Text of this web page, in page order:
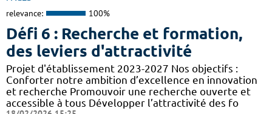
relevance: 100%
Défi 6 : Recherche et formation,
des leviers d'attractivité
Projet d'établissement 2023-2027 Nos objectifs :
Conforter notre ambition d’excellence en innovation
et recherche Promouvoir une recherche ouverte et
accessible à tous Développer l’attractivité des fo